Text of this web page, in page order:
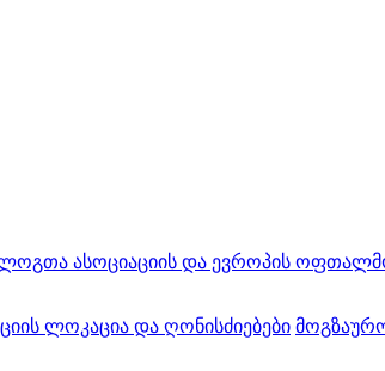
ასოციაციის და ევროპის
ლოკაცია და ღონისძიებები